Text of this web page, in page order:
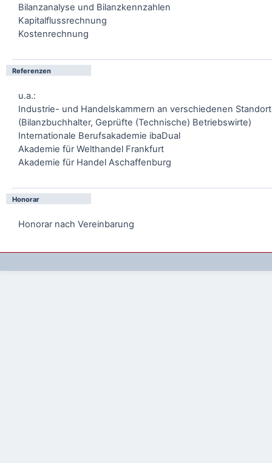
Bilanzanalyse und Bilanzkennzahlen
Kapitalflussrechnung
Kostenrechnung
Referenzen
u.a.:
Industrie- und Handelskammern an verschiedenen
(Bilanzbuchhalter, Geprüfte (Technische) Betriebswirte)
Internationale Berufsakademie ibaDual
Akademie für Welthandel Frankfurt
Akademie für Handel Aschaffenburg
Honorar
Honorar nach Vereinbarung